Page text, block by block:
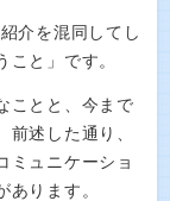
介を混同してし
こと」です。
ことと、今まで
述した通り、
ミュニケーショ
あります。